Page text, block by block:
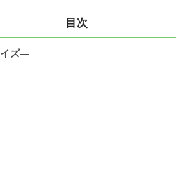
目次
ズ—